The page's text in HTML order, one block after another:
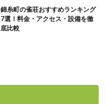
錦糸町の雀荘おすすめランキング
7選！料金・アクセス・設備を徹
底比較